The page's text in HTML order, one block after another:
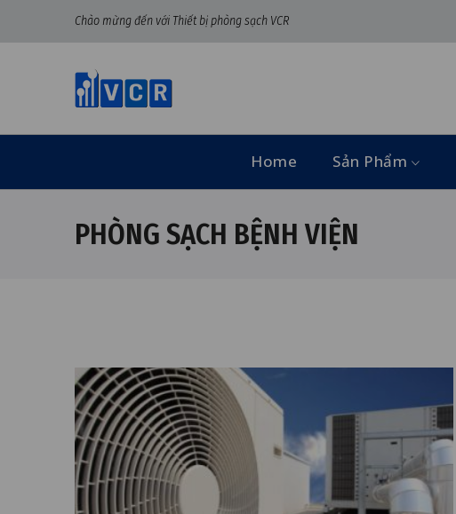
Chào mừng đến với Thiết bị phòng sạch VCR
Home Sản Phẩm
PHÒNG SẠCH BỆNH VIỆN